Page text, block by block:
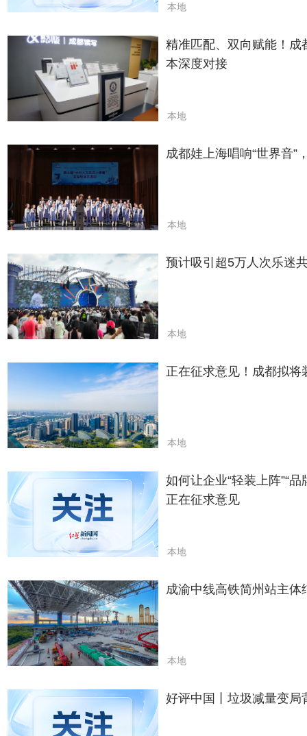
本地
精准匹配、双向赋能！成
本深度对接
本地
成都娃上海唱响“世界音”
本地
预计吸引超5万人次乐迷
本地
正在征求意见！成都拟
本地
如何让企业“轻装上阵”“
正在征求意见
本地
成渝中线高铁简州站主体
本地
好评中国丨垃圾减量变局